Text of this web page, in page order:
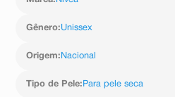
Tocopherol, Magnesium
Ethylhexylglycerin, Linalool,
Gênero:Unissex
Origem: Nacional
Tipo de Pele: Para pele seca